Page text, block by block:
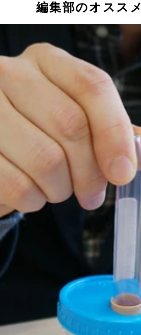
採取にトライ
との強いアドバイスが…
編集部のオススメ